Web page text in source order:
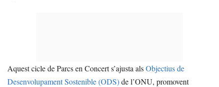
Aquest cicle de Parcs en Concert s’ajusta alsObjectius de
Desenvolupament Sostenible (ODS)de l’ONU, promovent